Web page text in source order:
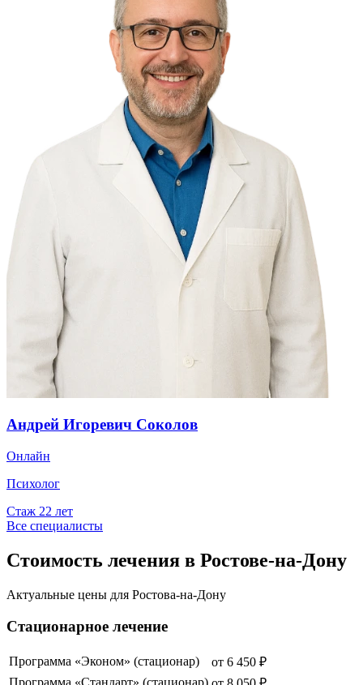
Андрей Игоревич Соколов
Онлайн
Психолог
Стаж 22 лет
Все специалисты
Стоимость лечения в Ростове-на-Дону
Актуальные цены для Ростова-на-Дону
Стационарное лечение
Программа «Эконом» (стационар) от 6 450 ₽